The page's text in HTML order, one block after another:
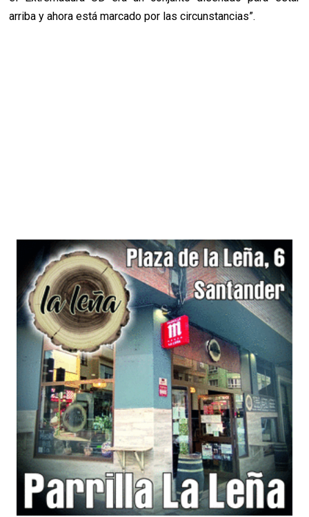
arriba y ahora está marcado por las circunstancias”.